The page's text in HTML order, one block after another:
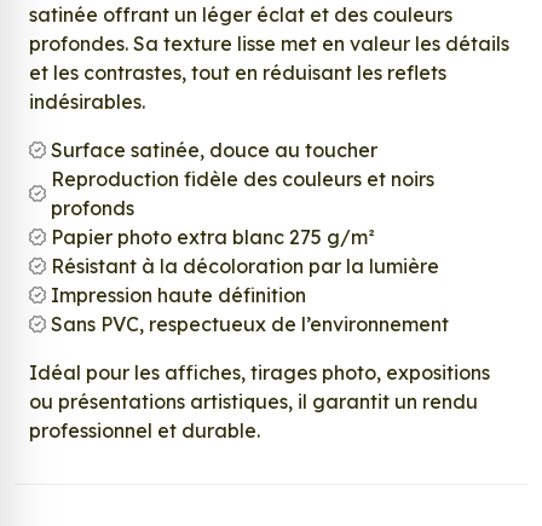
satinée offrant un léger éclat et des couleurs
profondes. Sa texture lisse met en valeur les détails
et les contrastes, tout en réduisant les reflets
indésirables.
Surface satinée, douce au toucher
Reproduction fidèle des couleurs et noirs
profonds
Papier photo extra blanc 275 g/m²
Résistant à la décoloration par la lumière
Impression haute définition
Sans PVC, respectueux de l’environnement
Idéal pour les affiches, tirages photo, expositions
ou présentations artistiques, il garantit un rendu
professionnel et durable.